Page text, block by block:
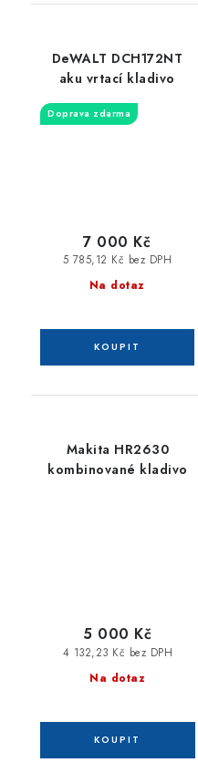
DeWALT DCH172NT
aku vrtací kladivo
Doprava zdarma
Na dotaz
5 785,12 Kč bez DPH
7 000 Kč
Makita HR2630
kombinované kladivo
Na dotaz
4 132,23 Kč bez DPH
5 000 Kč